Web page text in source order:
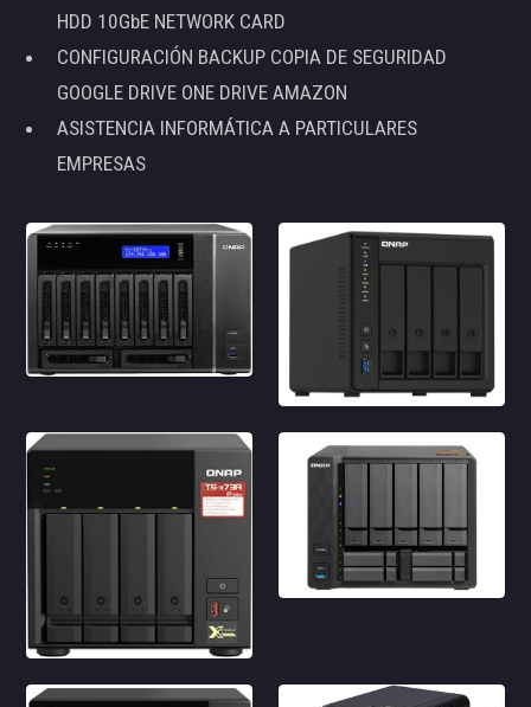
HDD 10GbE NETWORK CARD
CONFIGURACIÓN BACKUP COPIA DE SEGURIDAD
GOOGLE DRIVE ONE DRIVE AMAZON
ASISTENCIA INFORMÁTICA A PARTICULARES
EMPRESAS